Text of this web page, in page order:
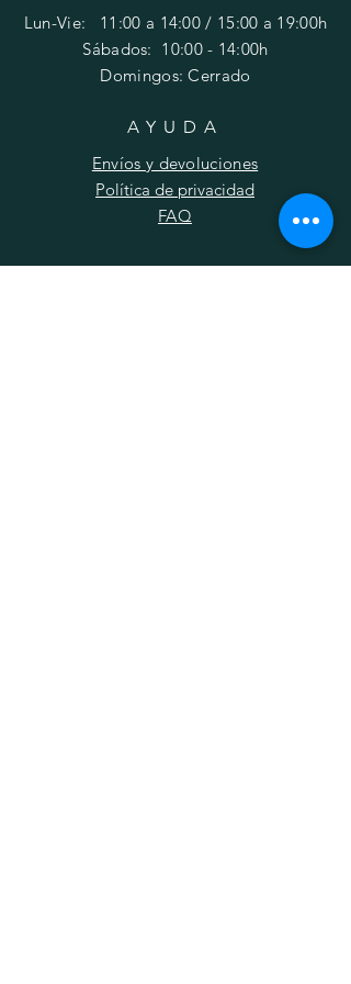
Lun-Vie: 11:00 a 14:00 / 15:00 a 19:00h
​​Sábados: 10:00 - 14:00h
Domingos: Cerrado
AYUDA
Envíos y devoluciones
Política de privacidad
FAQ